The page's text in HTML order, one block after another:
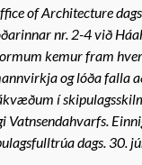
of Architecture
nr. 2-4 við
kemur fram
og lóða falla
í
Vatnsendahvarfs.
dags. 30.